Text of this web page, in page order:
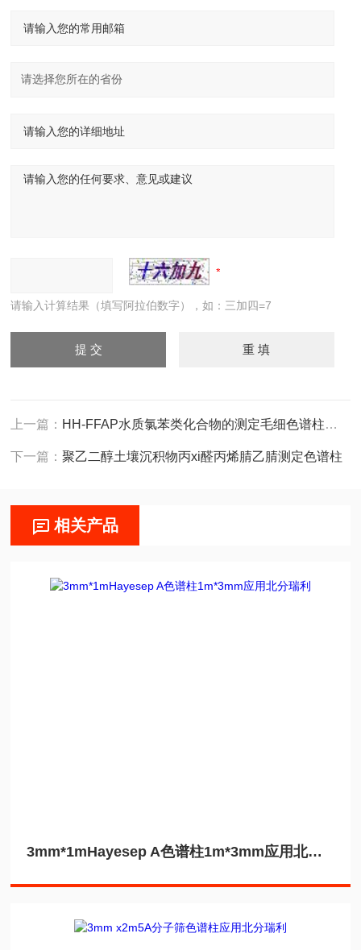
请输入计算结果（填写阿拉伯数字），如：三加四=7
上一篇： HH-FFAP水质氯苯类化合物的测定毛细色谱柱应用岛津
下一篇：聚乙二醇土壤沉积物丙xi醛丙烯腈乙腈测定色谱柱
相关产品
3mm*1mHayesep A色谱柱1m*3mm应用北分瑞利